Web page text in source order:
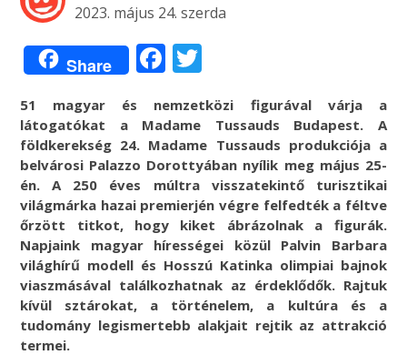
2023. május 24. szerda
Share Facebook
51 magyar és nemzetközi figurával várja a
látogatókat a Madame Tussauds Budapest. A
földkerekség 24. Madame Tussauds produkciója a
belvárosi Palazzo Dorottyában nyílik meg május 25-
én. A 250 éves múltra visszatekintő turisztikai
világmárka hazai premierjén végre felfedték a féltve
őrzött titkot, hogy kiket ábrázolnak a figurák.
Napjaink magyar hírességei közül Palvin Barbara
világhírű modell és Hosszú Katinka olimpiai bajnok
viaszmásával találkozhatnak az érdeklődők. Rajtuk
kívül sztárokat, a történelem, a kultúra és a
tudomány legismertebb alakjait rejtik az attrakció
termei.